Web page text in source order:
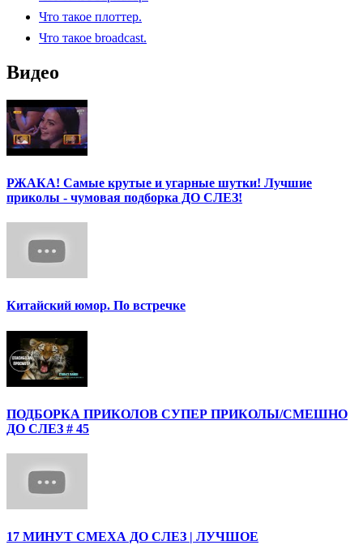
Что такое плоттер.
Что такое broadcast.
Видео
РЖАКА! Самые крутые и угарные шутки! Лучшие
приколы - чумовая подборка ДО СЛЕЗ!
Китайский юмор. По встречке
ПОДБОРКА ПРИКОЛОВ СУПЕР ПРИКОЛЫ/СМЕШНО
ДО СЛЕЗ # 45
17 МИНУТ СМЕХА ДО СЛЕЗ | ЛУЧШОЕ